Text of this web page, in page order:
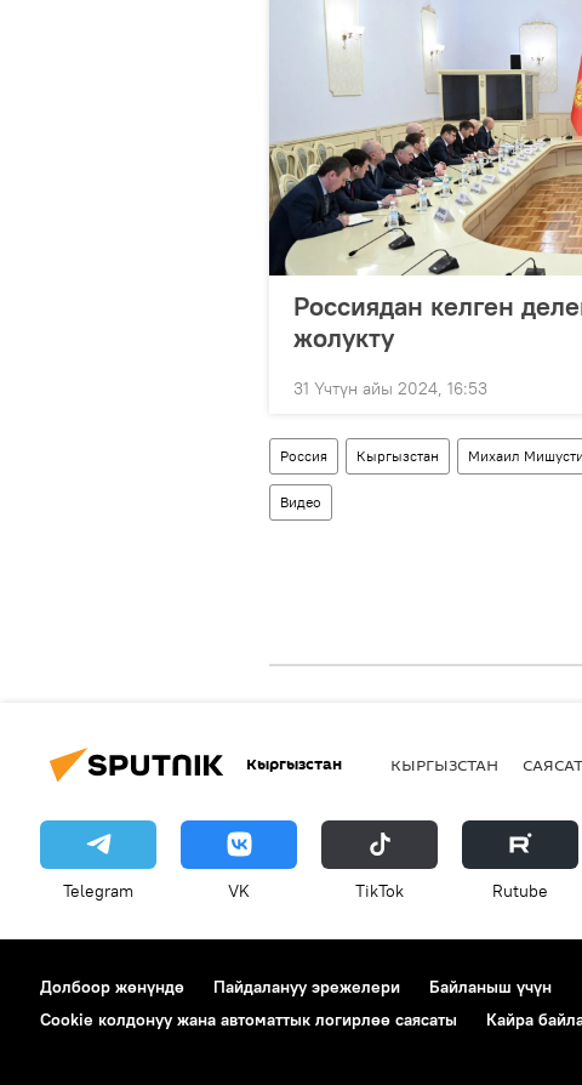
Россиядан келген
жолукту
31 Үчтүн айы 2024, 16:53
Россия Кыргызстан Михаил
Видео
Кыргызстан КЫРГЫЗСТАН САЯСАТ
Telegram VK ТikТоk Rutube
Долбоор жөнүндө Пайдалануу эрежелери Байланыш үчүн
Cookie колдонуу жана автоматтык логирлөө саясаты
Кайра